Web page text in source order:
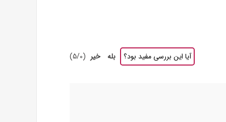
آیا این بررسی مفید بود؟ بله خیر (
5/0
)